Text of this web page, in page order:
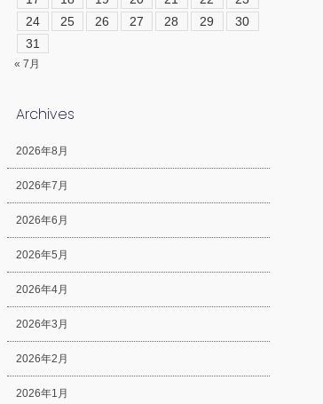
24
25 26 27 28 29
30
31
« 7月
Archives
2026年8月
2026年7月
2026年6月
2026年5月
2026年4月
2026年3月
2026年2月
2026年1月